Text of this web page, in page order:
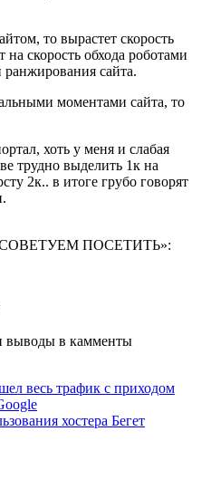
то вырастет скорость
на скорость обхода роботами
ранжирования сайта.
моментами сайта, то
хоть у меня и слабая
трудно выделить 1к на
2к.. в итоге грубо говорят
«СОВЕТУЕМ ПОСЕТИТЬ»:
выводы в камменты
весь трафик с приходом
хостера Бегет